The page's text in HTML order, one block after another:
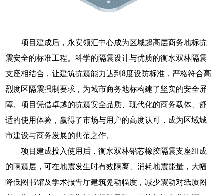
项目建成后，永安领汇中心成为区域超高层商务地标抗
震安全的标准工程。科学的隔震设计与优质的衡水双林隔震
支座相结合，让建筑抗震能力达到8度设防标准，严格符合高
烈度区隔震强制要求，为城市商务地标构建了坚实的安全屏
障。项目凭借卓越的抗震安全品质、现代化的商务载体、舒
适的使用体验，赢得了市场与用户的高度认可，成为区域城
市建设与商务发展的典范之作。
项目建成投入使用后，衡水双林铅芯橡胶隔震支座组成
的隔震层，可在地震发生时有效隔离、消耗地震能量，大幅
降低图书馆及学术报告厅建筑晃动幅度，减少震动对纸质图